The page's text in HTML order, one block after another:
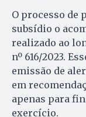
O processo de
subsídio o
realizado ao
nº 616/2023.
emissão de
em
apenas para
exercício.